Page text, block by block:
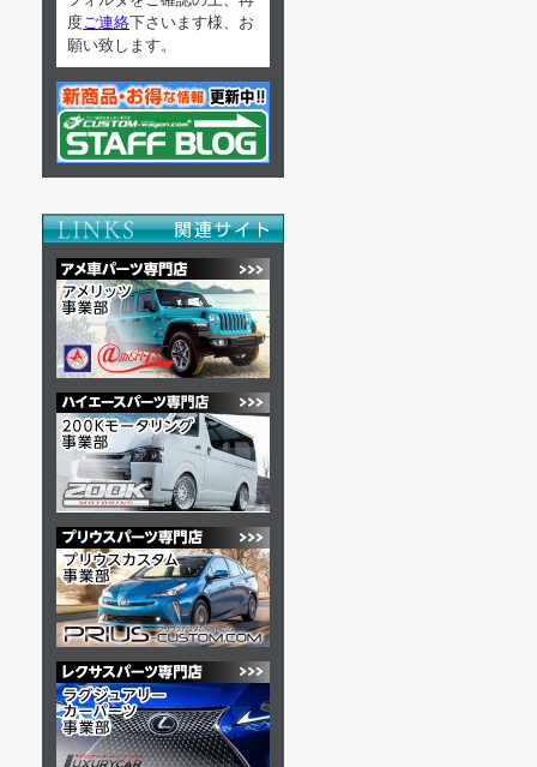
度 ご連絡下さいます様、お
願い致します。